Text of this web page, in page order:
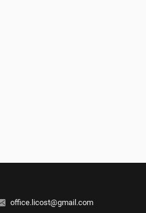
office.licost@gmail.com